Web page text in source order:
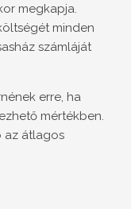
megkapja.
minden
számláját
erre, ha
mértékben.
az átlagos